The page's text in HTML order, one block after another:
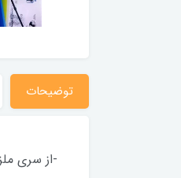
توضیحات
-از سری